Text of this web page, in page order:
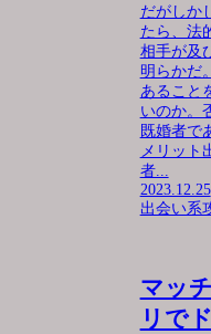
だがしか
たら、法
相手が及
明らかだ
あること
いのか。
既婚者で
メリット
者...
2023.12.25
出会い系
マッ
リで